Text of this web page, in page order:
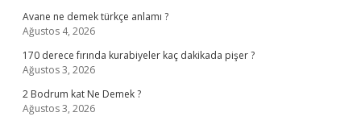
Avane ne demek türkçe anlamı ?
Ağustos 4, 2026
170 derece fırında kurabiyeler kaç dakikada pişer ?
Ağustos 3, 2026
2 Bodrum kat Ne Demek ?
Ağustos 3, 2026